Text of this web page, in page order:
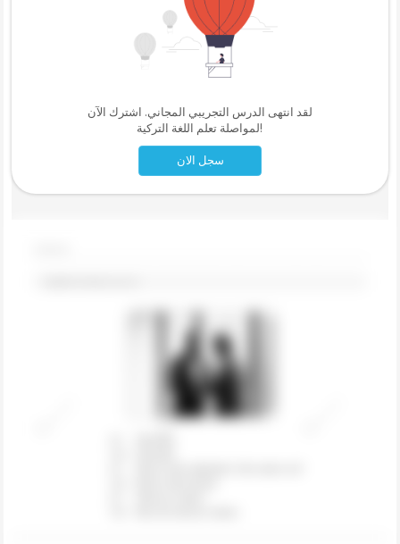
لقد انتهى الدرس التجريبي المجاني. اشترك الآن
لمواصلة تعلم اللغة التركية!
سجل الان